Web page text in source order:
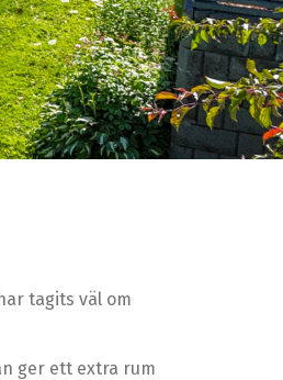
tagits väl om
ger ett extra rum